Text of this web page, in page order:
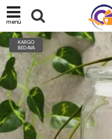
menü
KARGO
BEDAVA